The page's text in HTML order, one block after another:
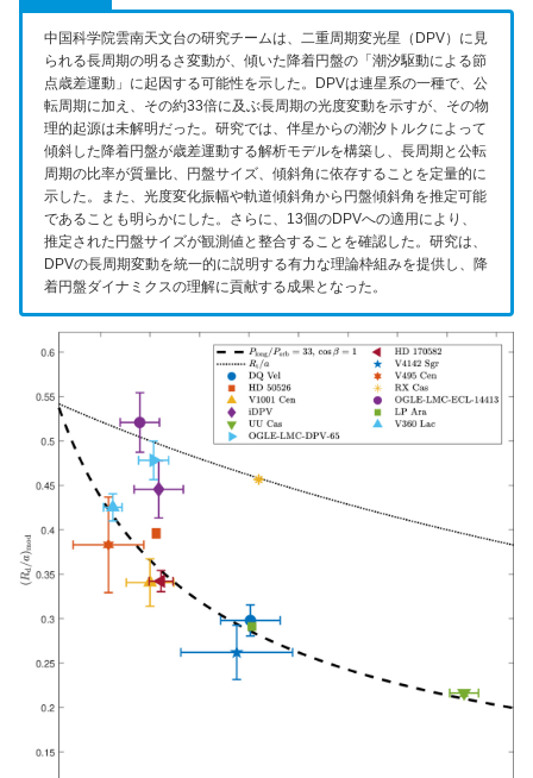
中国科学院雲南天文台の研究チームは、二重周期変光星（DPV）に見
られる長周期の明るさ変動が、傾いた降着円盤の「潮汐駆動による節
点歳差運動」に起因する可能性を示した。DPVは連星系の一種で、公
転周期に加え、その約33倍に及ぶ長周期の光度変動を示すが、その物
理的起源は未解明だった。研究では、伴星からの潮汐トルクによって
傾斜した降着円盤が歳差運動する解析モデルを構築し、長周期と公転
周期の比率が質量比、円盤サイズ、傾斜角に依存することを定量的に
示した。また、光度変化振幅や軌道傾斜角から円盤傾斜角を推定可能
であることも明らかにした。さらに、13個のDPVへの適用により、
推定された円盤サイズが観測値と整合することを確認した。研究は、
DPVの長周期変動を統一的に説明する有力な理論枠組みを提供し、降
着円盤ダイナミクスの理解に貢献する成果となった。